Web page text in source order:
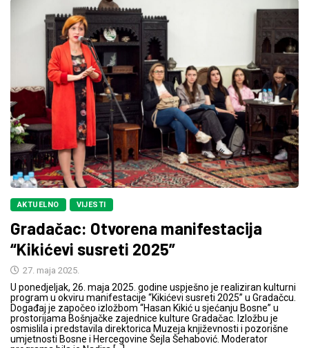
AKTUELNO VIJESTI
Gradačac: Otvorena manifestacija
“Kikićevi susreti 2025”
27. maja 2025.
U ponedjeljak, 26. maja 2025. godine uspješno je realiziran kulturni
program u okviru manifestacije “Kikićevi susreti 2025” u Gradačcu.
Događaj je započeo izložbom “Hasan Kikić u sjećanju Bosne” u
prostorijama Bošnjačke zajednice kulture Gradačac. Izložbu je
osmislila i predstavila direktorica Muzeja književnosti i pozorišne
umjetnosti Bosne i Hercegovine Šejla Šehabović. Moderator